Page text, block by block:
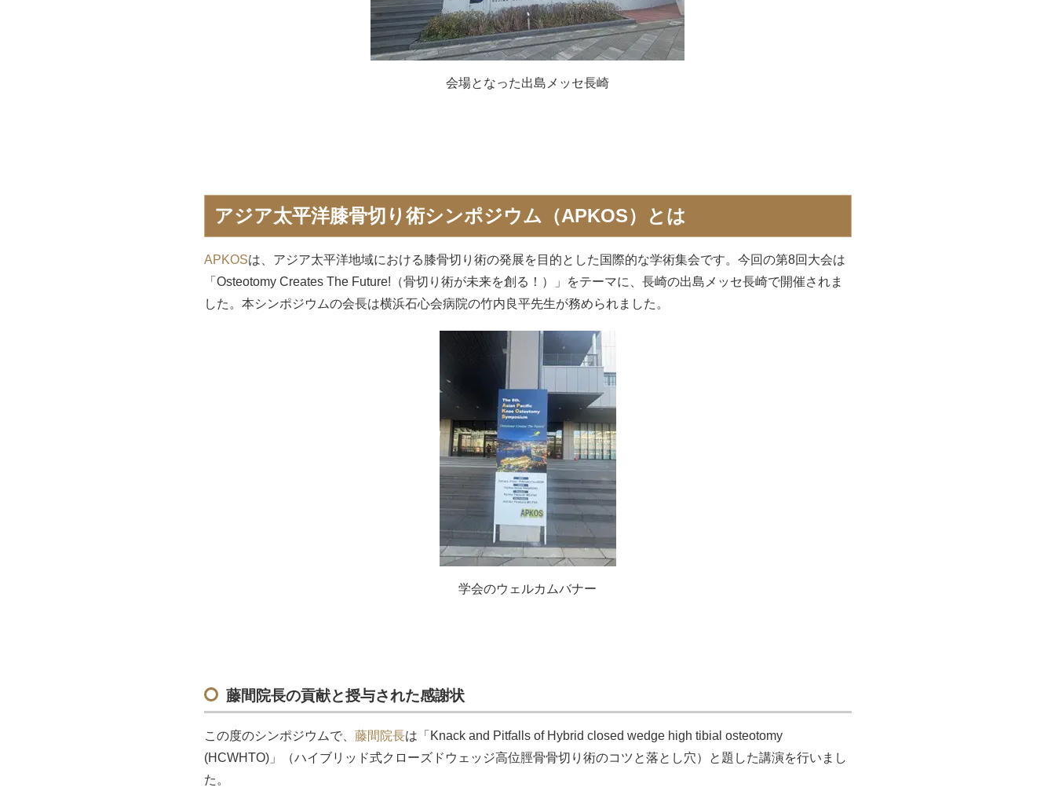
会場となった出島メッセ長崎
アジア太平洋膝骨切り術シンポジウム（APKOS）とは
APKOSは、アジア太平洋地域における膝骨切り術の発展を目的とした国際的な学術集会です。今回の第8回大会は
「Osteotomy Creates The Future!（骨切り術が未来を創る！）」をテーマに、長崎の出島メッセ長崎で開催されま
した。本シンポジウムの会長は横浜石心会病院の竹内良平先生が務められました。
学会のウェルカムバナー
藤間院長の貢献と授与された感謝状
この度のシンポジウムで、 藤間院長は「Knack and Pitfalls of Hybrid closed wedge high tibial osteotomy
(HCWHTO)」（ハイブリッド式クローズドウェッジ高位脛骨骨切り術のコツと落とし穴）と題した講演を行いまし
た。